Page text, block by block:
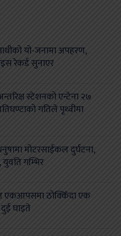
यो-जनामा अपहरण,
रेकर्ड सुनाएर
स्टेशनको एन्टेना २७
गतिले पृथ्वीमा
मोटरसाईकल दुर्घटना,
गम्भिर
एकआपसमा ठोक्किँदा एक
घाइते